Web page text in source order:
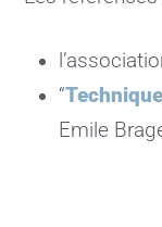
“
Emile